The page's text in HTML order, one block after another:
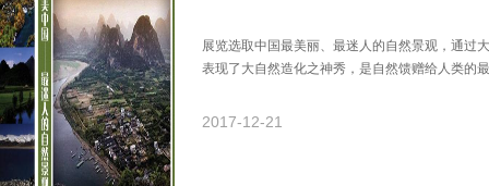
展览选取中国最美丽、最迷人的自然景观，通过
表现了大自然造化之神秀，是自然馈赠给人类的
2017-12-21